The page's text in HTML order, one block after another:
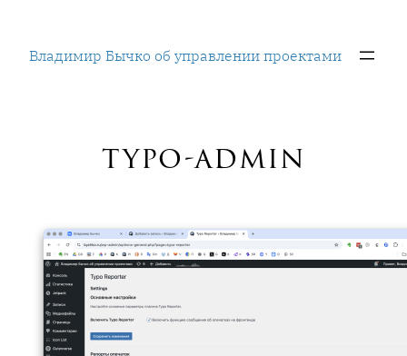
содержимому
Владимир Бычко об управлении проектами
typo-admin